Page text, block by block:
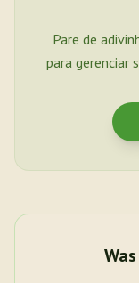
Pare de
para gerenciar